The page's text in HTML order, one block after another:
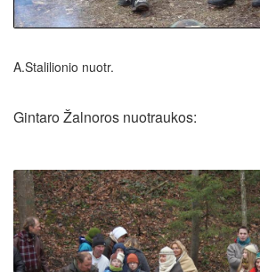
A.Stalilionio nuotr.
Gintaro Žalnoros nuotraukos: